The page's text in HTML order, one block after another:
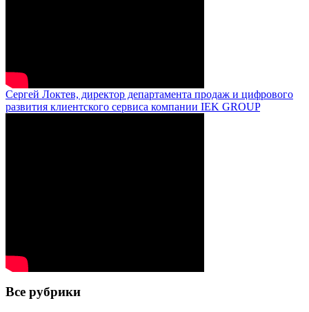
Сергей Локтев, директор департамента продаж и цифрового
развития клиентского сервиса компании IEK GROUP
Все рубрики